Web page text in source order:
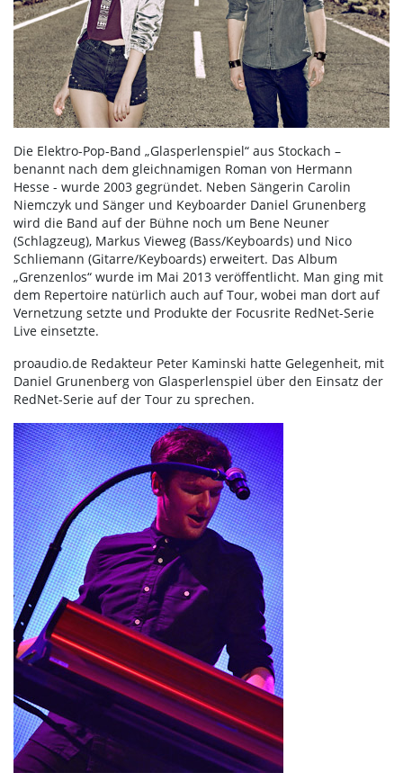
Die Elektro-Pop-Band „Glasperlenspiel“ aus Stockach –
benannt nach dem gleichnamigen Roman von Hermann
Hesse - wurde 2003 gegründet. Neben Sängerin Carolin
Niemczyk und Sänger und Keyboarder Daniel Grunenberg
wird die Band auf der Bühne noch um Bene Neuner
(Schlagzeug), Markus Vieweg (Bass/Keyboards) und Nico
Schliemann (Gitarre/Keyboards) erweitert. Das Album
„Grenzenlos“ wurde im Mai 2013 veröffentlicht. Man ging mit
dem Repertoire natürlich auch auf Tour, wobei man dort auf
Vernetzung setzte und Produkte der Focusrite RedNet-Serie
Live einsetzte.
proaudio.de Redakteur Peter Kaminski hatte Gelegenheit, mit
Daniel Grunenberg von Glasperlenspiel über den Einsatz der
RedNet-Serie auf der Tour zu sprechen.